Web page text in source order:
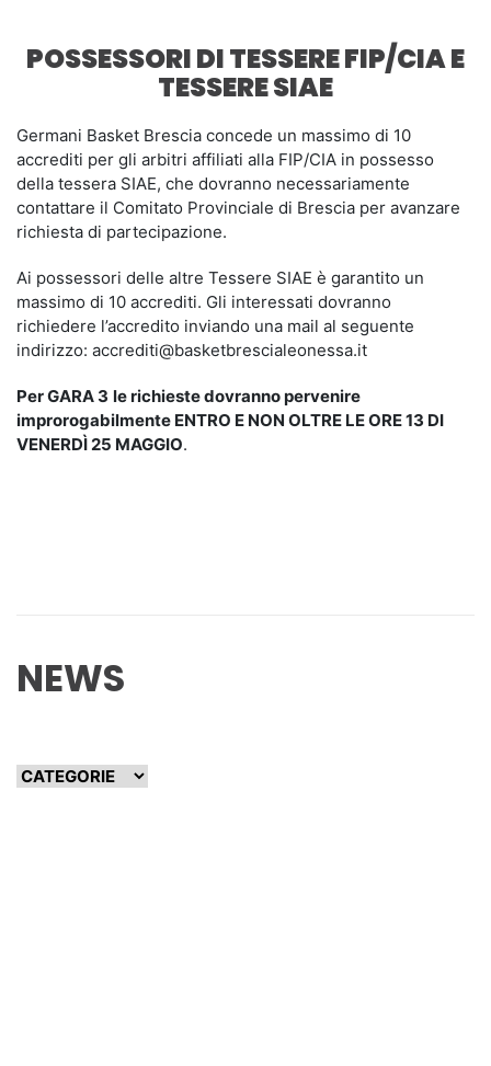
POSSESSORI DI TESSERE FIP/CIA E
TESSERE SIAE
Germani Basket Brescia concede un massimo di 10
accrediti per gli arbitri affiliati alla FIP/CIA in possesso
della tessera SIAE, che dovranno necessariamente
contattare il Comitato Provinciale di Brescia per avanzare
richiesta di partecipazione.
Ai possessori delle altre Tessere SIAE è garantito un
massimo di 10 accrediti. Gli interessati dovranno
richiedere l’accredito inviando una mail al seguente
indirizzo: accrediti@basketbrescialeonessa.it
Per GARA 3 le richieste dovranno pervenire
improrogabilmente ENTRO E NON OLTRE LE ORE 13 DI
VENERDÌ 25 MAGGIO.
NEWS